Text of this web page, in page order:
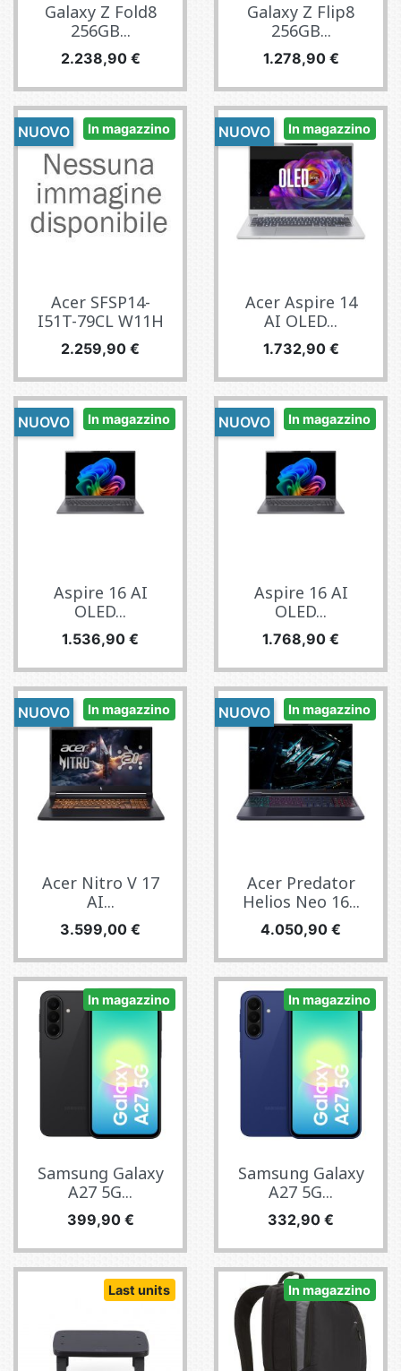
Galaxy Z Fold8
256GB...
Prezzo
2.238,90 €
Galaxy Z Flip8
256GB...
Prezzo
1.278,90 €
In magazzino
Acer SFSP14-
I51T-79CL W11H
Prezzo
2.259,90 €
NUOVO In magazzino
Acer Aspire 14
AI OLED...
Prezzo
1.732,90 €
NUOVO
In magazzino
Aspire 16 AI
OLED...
Prezzo
1.536,90 €
NUOVO In magazzino
Aspire 16 AI
OLED...
Prezzo
1.768,90 €
NUOVO
In magazzino
Acer Nitro V 17
AI...
Prezzo
3.599,00 €
NUOVO In magazzino
Acer Predator
Helios Neo 16...
Prezzo
4.050,90 €
NUOVO
In magazzino
Samsung Galaxy
A27 5G...
Prezzo
399,90 €
In magazzino
Samsung Galaxy
A27 5G...
Prezzo
332,90 €
Last units In magazzino